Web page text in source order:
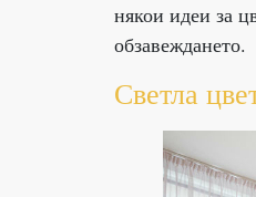
някои идеи за
обзавеждането.
Светла